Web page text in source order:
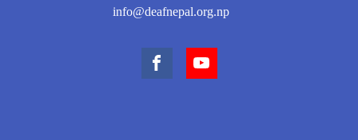
info@deafnepal.org.np